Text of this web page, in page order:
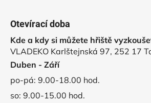
Otevírací doba
Kde a kdy si můžete hřiště
VLADEKO Karlštejnská 97, 252 17
Duben - Září
po-pá: 9.00-18.00 hod.
so: 9.00-15.00 hod.